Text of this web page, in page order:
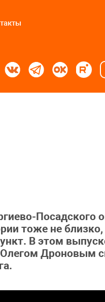
Посадского
тоже не
В этом
Дроновым